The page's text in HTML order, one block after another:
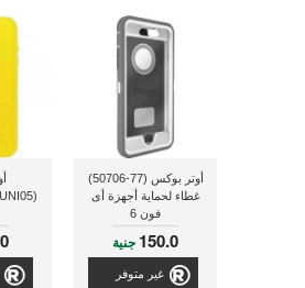
أوتر بوكس (77-50706)
غطاء لحماية أجهزة أى
فون 6
150.0 جنية
غير متوفر